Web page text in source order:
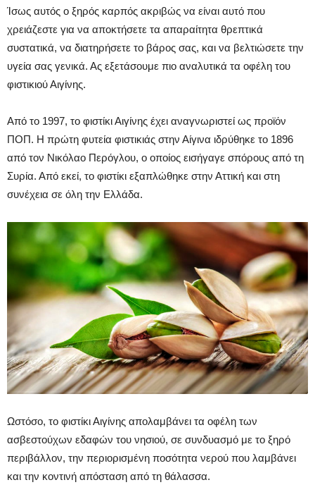
Ίσως αυτός ο ξηρός καρπός ακριβώς να είναι αυτό που
χρειάζεστε για να αποκτήσετε τα απαραίτητα θρεπτικά
συστατικά, να διατηρήσετε το βάρος σας, και να βελτιώσετε την
υγεία σας γενικά. Ας εξετάσουμε πιο αναλυτικά τα οφέλη του
φιστικιού Αιγίνης.
Από το 1997, το φιστίκι Αιγίνης έχει αναγνωριστεί ως προϊόν
ΠΟΠ. Η πρώτη φυτεία φιστικιάς στην Αίγινα ιδρύθηκε το 1896
από τον Νικόλαο Περόγλου, ο οποίος εισήγαγε σπόρους από τη
Συρία. Από εκεί, το φιστίκι εξαπλώθηκε στην Αττική και στη
συνέχεια σε όλη την Ελλάδα.
Ωστόσο, το φιστίκι Αιγίνης απολαμβάνει τα οφέλη των
ασβεστούχων εδαφών του νησιού, σε συνδυασμό με το ξηρό
περιβάλλον, την περιορισμένη ποσότητα νερού που λαμβάνει
και την κοντινή απόσταση από τη θάλασσα.